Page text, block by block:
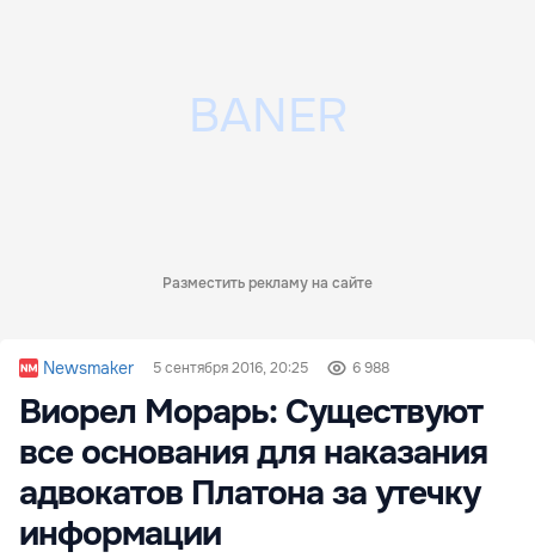
Разместить рекламу на сайте
Newsmaker 5 сентября 2016, 20:25 6 988
Виорел Морарь: Существуют
все основания для наказания
адвокатов Платона за утечку
информации